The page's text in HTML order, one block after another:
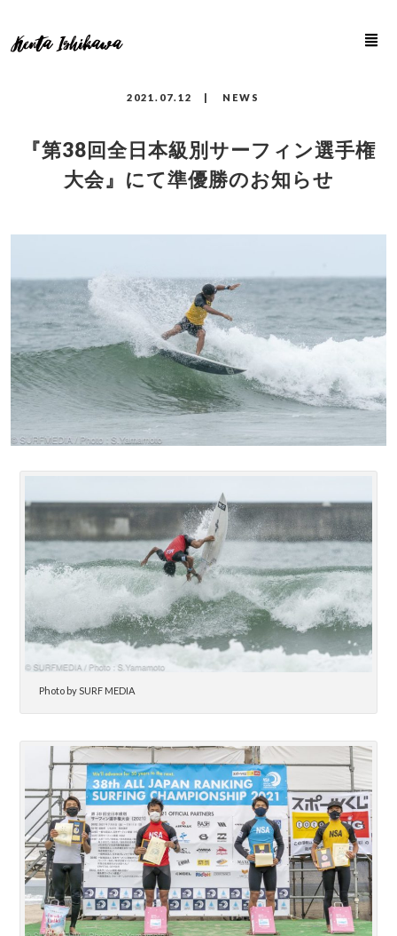
2021. 07.12 | NEWS
『第38回全日本級別サーフィン選手権
大会』にて準優勝のお知らせ
Photo by SURF MEDIA